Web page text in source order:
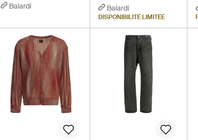
Balardi
Balardi
DISPONIBILITÉ LIMITÉE